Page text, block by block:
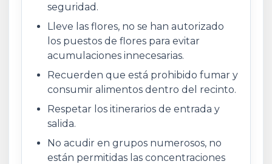
seguridad.
Lleve las flores, no se han autorizado
los puestos de flores para evitar
acumulaciones innecesarias.
Recuerden que está prohibido fumar y
consumir alimentos dentro del recinto.
Respetar los itinerarios de entrada y
salida.
No acudir en grupos numerosos, no
están permitidas las concentraciones